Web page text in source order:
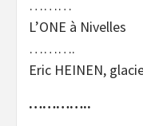
………
L’ONE à Nivelles
……….
Eric HEINEN,
…………..